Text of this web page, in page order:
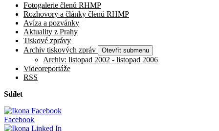
Fotogalerie členů RHMP
Rozhovory a články členů RHMP
Avíza a pozvánky
Aktuality z Prahy
Tiskové zprávy
Archiv tiskových zpráv
Otevřít submenu
Archiv: listopad 2002 - listopad 2006
Videoreportáže
RSS
Sdílet
Facebook